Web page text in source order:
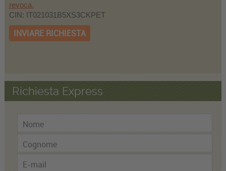
revoca.
CIN: IT021031B5XS3CKPET
INVIARE RICHIESTA
Richiesta Express